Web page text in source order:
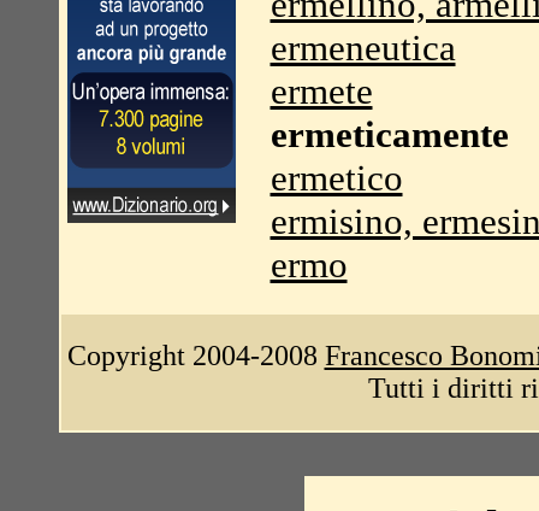
ermeneutica
ermete
ermeticamente
ermetico
ermisino,
ermo
Copyright 2004-2008 Francesco
Tutti i diritti